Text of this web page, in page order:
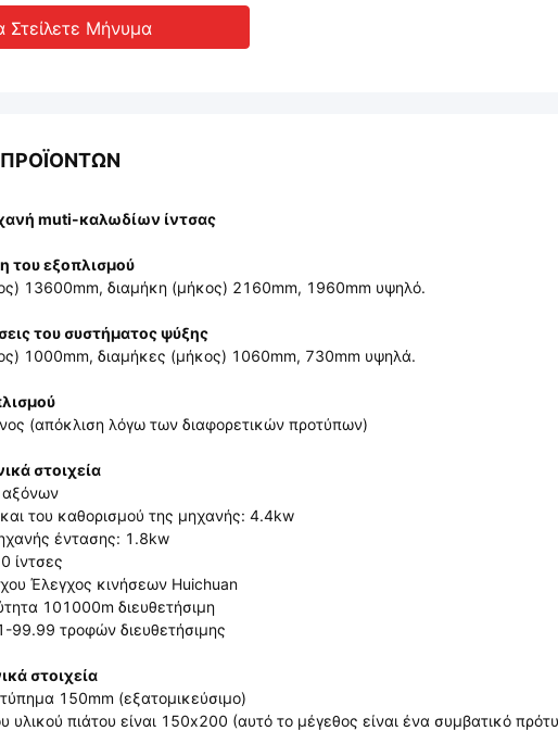
Στείλετε Μήνυμα
muti-καλωδίων ίντσας
του εξοπλισμού
13600mm, διαμήκη (μήκος) 2160mm, 1960mm υψηλό.
του συστήματος ψύξης
1000mm, διαμήκες (μήκος) 1060mm, 730mm υψηλά.
(απόκλιση λόγω των διαφορετικών προτύπων)
στοιχεία
του καθορισμού της μηχανής: 4.4kw
έντασης: 1.8kw
ίντσες
Έλεγχος κινήσεων Huichuan
101000m διευθετήσιμη
99.99 τροφών διευθετήσιμης
στοιχεία
150mm (εξατομικεύσιμο)
υλικού πιάτου είναι 150x200 (αυτό το μέγεθος είναι ένα συμβατικό